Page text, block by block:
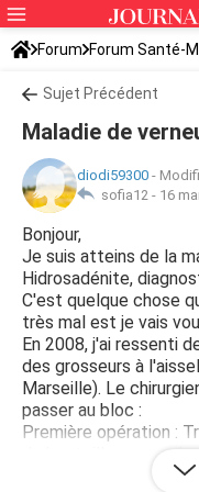
Forum Forum Santé-
Symptômes et maladies
Sujet Précédent
Maladie de
diodi59300 -
sofia12 - 16
Bonjour,
Je suis atteins de la
Hidrosadénite,
C'est quelque chose
très mal est je vais
En 2008, j'ai ressenti
des grosseurs à
Marseille). Le
passer au bloc :
Première opération :
de bouteille avec
un mois ! Ce qui est